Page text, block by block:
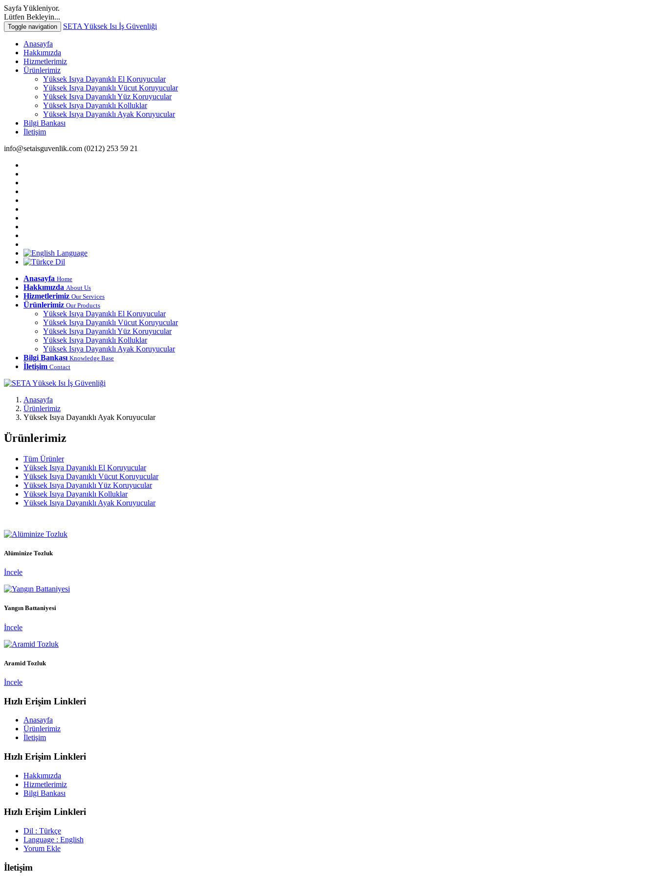
Sayfa Yükleniyor.
Lütfen Bekleyin...
Toggle navigation SETA Yüksek Isı İş Güvenliği
Anasayfa
Hakkımızda
Hizmetlerimiz
Ürünlerimiz
Yüksek Isıya Dayanıklı El Koruyucular
Yüksek Isıya Dayanıklı Vücut Koruyucular
Yüksek Isıya Dayanıklı Yüz Koruyucular
Yüksek Isıya Dayanıklı Kolluklar
Yüksek Isıya Dayanıklı Ayak Koruyucular
Bilgi Bankası
İletişim
info@setaisguvenlik.com (0212) 253 59 21
Anasayfa Home
Hakkımızda About Us
Hizmetlerimiz Our Services
Ürünlerimiz Our Products
Yüksek Isıya Dayanıklı El Koruyucular
Yüksek Isıya Dayanıklı Vücut Koruyucular
Yüksek Isıya Dayanıklı Yüz Koruyucular
Yüksek Isıya Dayanıklı Kolluklar
Yüksek Isıya Dayanıklı Ayak Koruyucular
Bilgi Bankası Knowledge Base
İletişim Contact
Anasayfa
Ürünlerimiz
Yüksek Isıya Dayanıklı Ayak Koruyucular
Ürünlerimiz
Tüm Ürünler
Yüksek Isıya Dayanıklı El Koruyucular
Yüksek Isıya Dayanıklı Vücut Koruyucular
Yüksek Isıya Dayanıklı Yüz Koruyucular
Yüksek Isıya Dayanıklı Kolluklar
Yüksek Isıya Dayanıklı Ayak Koruyucular
Alüminize Tozluk
İncele
Yangın Battaniyesi
İncele
Aramid Tozluk
İncele
Hızlı Erişim Linkleri
Anasayfa
Ürünlerimiz
İletişim
Hızlı Erişim Linkleri
Hakkımızda
Hizmetlerimiz
Bilgi Bankası
Hızlı Erişim Linkleri
Dil : Türkçe
Language : English
Yorum Ekle
İletişim